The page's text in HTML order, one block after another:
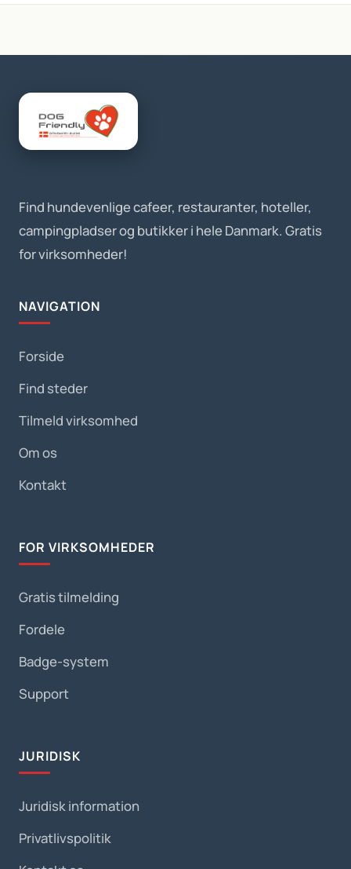
Find hundevenlige cafeer, restauranter, hoteller,
campingpladser og butikker i hele Danmark. Gratis
for virksomheder!
NAVIGATION
Forside
Find steder
Tilmeld virksomhed
Om os
Kontakt
FOR VIRKSOMHEDER
Gratis tilmelding
Fordele
Badge-system
Support
JURIDISK
Juridisk information
Privatlivspolitik